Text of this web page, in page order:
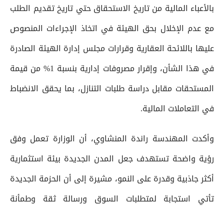
بالأعباء المالية من تاريخ الاستحقاق حتي تاريخ تقديم الطلب
مع عدم الإخلال بحق الهيئة في اتخاذ الإجراءات المنصوص
عليها باللائحة العقارية وقرارات مجلس إدارة الهيئة الصادرة
في هذا الشأن، وإقرار مصروفات إدارية بنسبة 1% من قيمة
المستحقات مقابل دراسة طلبات التنازل، بما يحقق الانضباط
في التعاملات المالية.
وأكدت المهندسة راندة المنشاوي، أن الوزارة تعمل وفق
رؤية واضحة تستهدف جعل المدن الجديدة بيئة استثمارية
أكثر جاذبية وقدرة على النمو، مشيرة إلى أن الحزمة الجديدة
تأتي استجابة لمتطلبات السوق ورسالة ثقة وطمأنة